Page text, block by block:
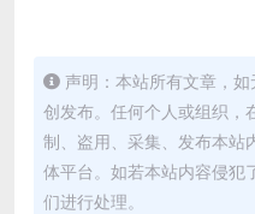
声明：本站所有文章，
创发布。任何个人或组织，
制、盗用、采集、发布本站
体平台。如若本站内容侵犯
们进行处理。